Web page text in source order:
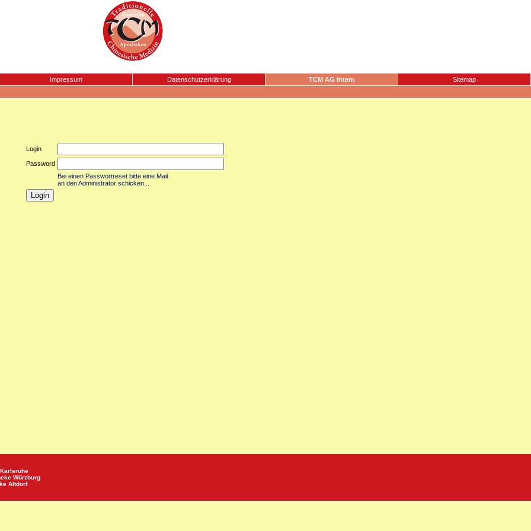
Impressum Datenschutzerklärung TCM AG Intern
Sitemap
Login
Password
Bei einen Passwortreset bitte eine Mail
an den Administrator schicken...
Karlsruhe
Würzburg
Altdorf